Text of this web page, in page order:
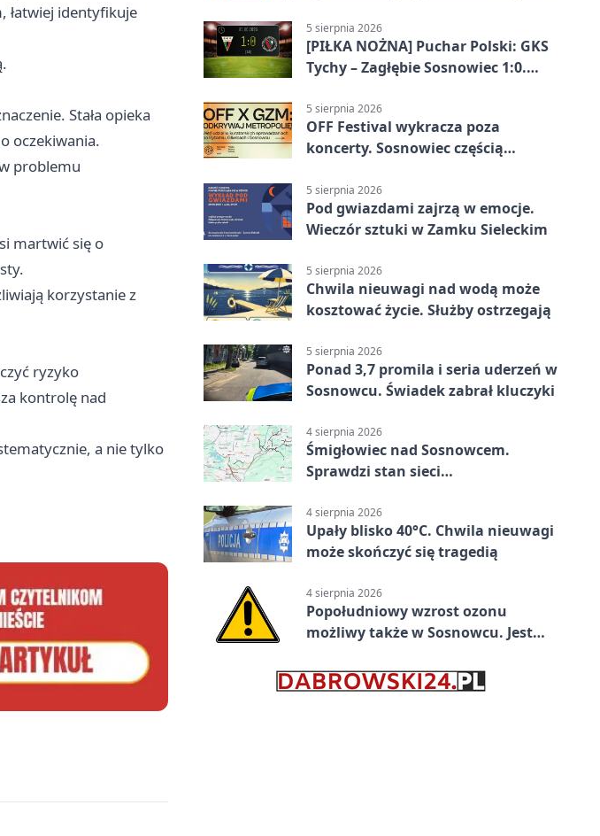
łatwiej identyfikuje
Stała opieka
oczekiwania.
problemu
martwić się o
korzystanie z
ryzyko
kontrolę nad
a nie tylko
5 sierpnia 2026
[PIŁKA NOŻNA] Puchar Polski: GKS
Tychy – Zagłębie Sosnowiec 1:0.
przed przerwą
5 sierpnia 2026
OFF Festival wykracza poza
koncerty. Sosnowiec częścią
5 sierpnia 2026
Pod gwiazdami zajrzą w emocje.
Wieczór sztuki w Zamku Sieleckim
5 sierpnia 2026
Chwila nieuwagi nad wodą może
kosztować życie. Służby ostrzegają
5 sierpnia 2026
Ponad 3,7 promila i seria uderzeń w
Sosnowcu. Świadek zabrał kluczyki
4 sierpnia 2026
Śmigłowiec nad Sosnowcem.
Sprawdzi stan sieci
4 sierpnia 2026
Upały blisko 40°C. Chwila nieuwagi
może skończyć się tragedią
4 sierpnia 2026
Popołudniowy wzrost ozonu
możliwy także w Sosnowcu. Jest